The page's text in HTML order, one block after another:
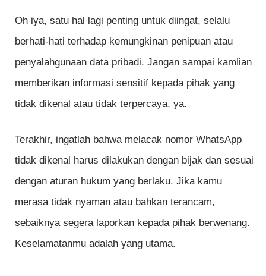
Oh iya, satu hal lagi penting untuk diingat, selalu
berhati-hati terhadap kemungkinan penipuan atau
penyalahgunaan data pribadi. Jangan sampai kamlian
memberikan informasi sensitif kepada pihak yang
tidak dikenal atau tidak terpercaya, ya.
Terakhir, ingatlah bahwa melacak nomor WhatsApp
tidak dikenal harus dilakukan dengan bijak dan sesuai
dengan aturan hukum yang berlaku. Jika kamu
merasa tidak nyaman atau bahkan terancam,
sebaiknya segera laporkan kepada pihak berwenang.
Keselamatanmu adalah yang utama.